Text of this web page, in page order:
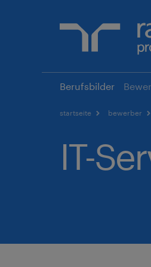
Berufsbilder
startseite bewerber
IT-